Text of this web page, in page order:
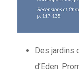
Des jardins
d’Eden.